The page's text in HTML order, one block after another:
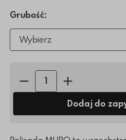
Grubość:
Wybierz
Ilość sztuk:
Dodaj do